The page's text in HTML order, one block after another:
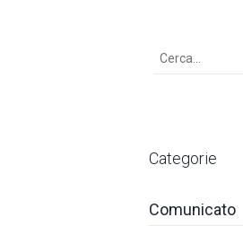
Categorie
Comunicato